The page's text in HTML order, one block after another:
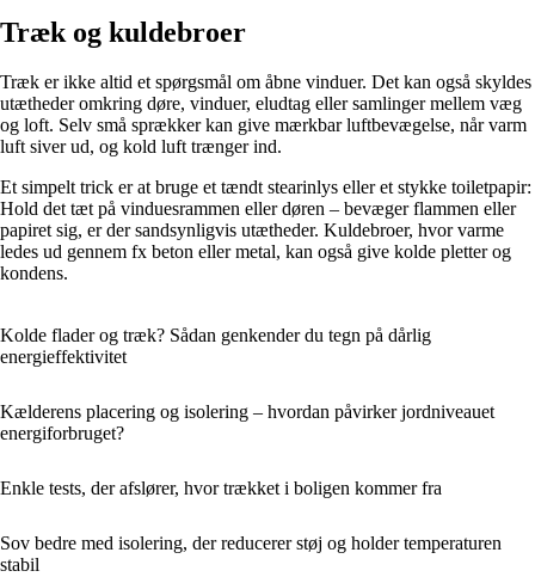
Træk og kuldebroer
Træk er ikke altid et spørgsmål om åbne vinduer. Det kan også skyldes
utætheder omkring døre, vinduer, eludtag eller samlinger mellem væg
og loft. Selv små sprækker kan give mærkbar luftbevægelse, når varm
luft siver ud, og kold luft trænger ind.
Et simpelt trick er at bruge et tændt stearinlys eller et stykke toiletpapir:
Hold det tæt på vinduesrammen eller døren – bevæger flammen eller
papiret sig, er der sandsynligvis utætheder. Kuldebroer, hvor varme
ledes ud gennem fx beton eller metal, kan også give kolde pletter og
kondens.
Kolde flader og træk? Sådan genkender du tegn på dårlig
energieffektivitet
Kælderens placering og isolering – hvordan påvirker jordniveauet
energiforbruget?
Enkle tests, der afslører, hvor trækket i boligen kommer fra
Sov bedre med isolering, der reducerer støj og holder temperaturen
stabil